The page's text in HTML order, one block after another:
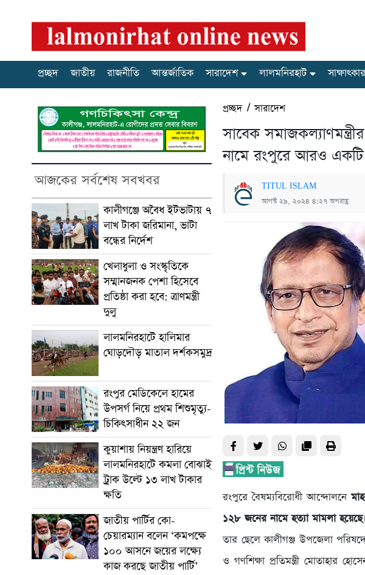
প্রচ্ছদ জাতীয় রাজনীতি আন্তর্জাতিক সারাদেশ লালমনিরহাট সাক্ষাৎকার
আজকের সর্বশেষ সবখবর
কালীগঞ্জে অবৈধ ইটভাটায় ৭
লাখ টাকা জরিমানা, ভাটা
বন্ধের নির্দেশ
খেলাধুলা ও সংস্কৃতিকে
সম্মানজনক পেশা হিসেবে
প্রতিষ্ঠা করা হবে: ত্রাণমন্ত্রী
দুলু
লালমনিরহাটে হালিমার
ঘোড়দৌড় মাতাল দর্শকসমুদ্র
রংপুর মেডিকেলে হামের
উপসর্গ নিয়ে প্রথম শিশুমৃত্যু-
চিকিৎসাধীন ২২ জন
কুয়াশায় নিয়ন্ত্রণ হারিয়ে
লালমনিরহাটে কমলা বোঝাই
ট্রাক উল্টে ১৩ লাখ টাকার
ক্ষতি
জাতীয় পার্টির কো-
চেয়ারম্যান বলেন ‘কমপক্ষে
১০০ আসনে জয়ের লক্ষ্যে
কাজ করছে জাতীয় পার্টি’
প্রচ্ছদ/সারাদেশ
সাবেক
নামে রংপুরে আরও একটি
TITUL ISLAM
আগস্ট ২৯, ২০২৪ ৪:২৭ অপরাহ্ণ
রংপুরে বৈষম্যবিরোধী আন্দোলনে
১২৮ জনের নামে হত্যা মামলা
তার ছেলে কালীগঞ্জ উপজেলা
ও গণশিক্ষা প্রতিমন্ত্রী মোতাহার